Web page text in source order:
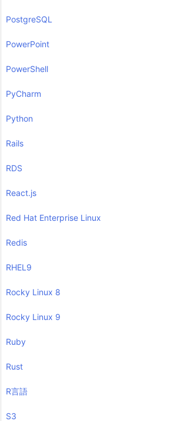
PostgreSQL
PowerPoint
PowerShell
PyCharm
Python
Rails
RDS
React.js
Red Hat Enterprise Linux
Redis
RHEL9
Rocky Linux 8
Rocky Linux 9
Ruby
Rust
R言語
S3